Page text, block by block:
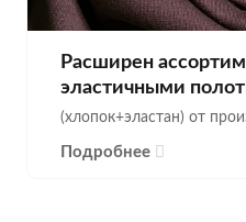
Расширен
эластичными
(хлопок+эластан) от
Подробнее